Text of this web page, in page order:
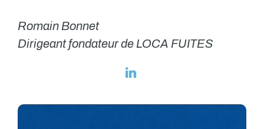
Romain Bonnet
Dirigeant fondateur de LOCA FUITES